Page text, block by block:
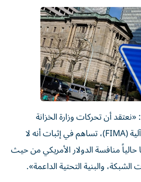
أن تحركات وزارة الخزانة
الأمريكية، وتوفر فائدة آلية (FIMA)، تساهم في إثبات أنه لا
منافسة الدولار الأمريكي من حيث
الشبكة، والبنية التحتية الداعمة».